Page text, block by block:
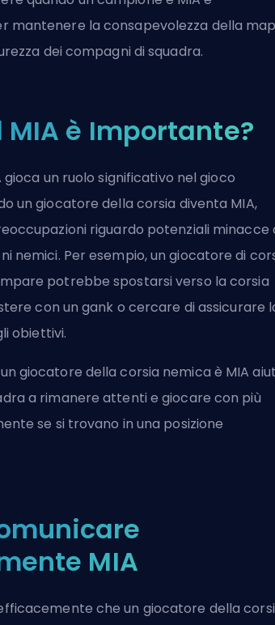
mantenere la consapevolezza della
dei compagni di squadra.
MIA è Importante?
un ruolo significativo nel gioco
un giocatore della corsia diventa MIA,
riguardo potenziali minacce
nemici. Per esempio, ungiocatore di
potrebbe spostarsi verso la corsia
con un gank o cercare di assicurare
obiettivi.
giocatore della corsia nemica è MIA
a rimanere attenti e giocare con più
se si trovano in una posizione
MIA
che un giocatore della